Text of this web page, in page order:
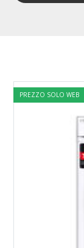
PREZZO SOLO WEB